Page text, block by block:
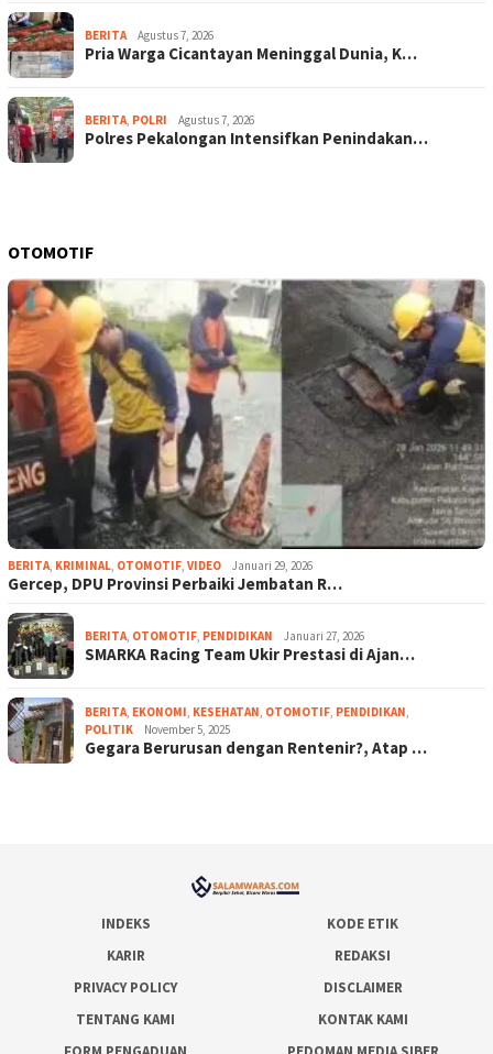
BERITA Agustus 7, 2026
Pria Warga Cicantayan Meninggal Dunia, K…
BERITA, POLRI Agustus 7, 2026
Polres Pekalongan Intensifkan Penindakan…
OTOMOTIF
BERITA, KRIMINAL, OTOMOTIF, VIDEO Januari 29, 2026
Gercep, DPU Provinsi Perbaiki Jembatan R…
BERITA, OTOMOTIF, PENDIDIKAN Januari 27, 2026
SMARKA Racing Team Ukir Prestasi di Ajan…
BERITA, EKONOMI, KESEHATAN, OTOMOTIF, PENDIDIKAN,
POLITIK
November 5, 2025
Gegara Berurusan dengan Rentenir?, Atap …
INDEKS
KODE ETIK
KARIR
REDAKSI
PRIVACY POLICY
DISCLAIMER
TENTANG KAMI
KONTAK KAMI